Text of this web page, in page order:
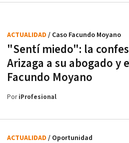
"Sentí miedo": la
Arizaga a su abogado y
Facundo Moyano
ACTUALIDAD / Caso Facundo Moyano
PoriProfesional
ACTUALIDAD / Oportunidad